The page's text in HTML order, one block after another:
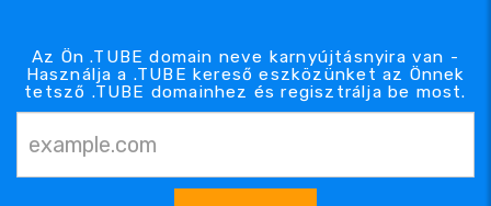
Az Ön .TUBE domain neve karnyújtásnyira van -
Használja a .TUBE kereső eszközünket az Önnek
tetsző .TUBE domainhez és regisztrálja be most.